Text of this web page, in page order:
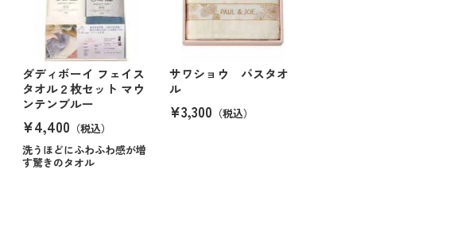
ダディボーイ フェイス
タオル２枚セット マウ
ンテンブルー
¥4,400 （税込）
洗うほどにふわふわ感が増
す驚きのタオル
サワショウ バスタオ
ル
¥3,300 （税込）